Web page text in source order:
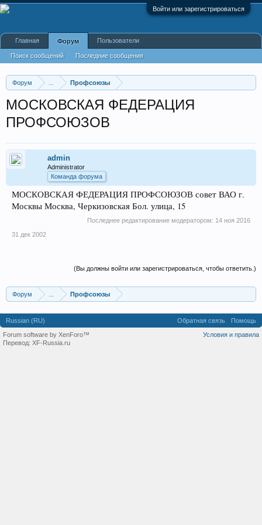
Войти или зарегистрироваться
Форум Профсоюзы
МОСКОВСКАЯ ФЕДЕРАЦИЯ
ПРОФСОЮЗОВ
admin
Administrator
Команда форума
МОСКОВСКАЯ ФЕДЕРАЦИЯ ПРОФСОЮЗОВ совет ВАО г.
Москвы Москва, Черкизовская Бол. улица, 15
Последнее редактирование модератором: 14 ноя 2016
31 дек 2002
(Вы должны войти или зарегистрироваться, чтобы ответить.)
Форум Профсоюзы
Главная Форум
Поиск сообщений Последние сообщения
Пользователи
Russian (RU) Обратная связь
Помощь
Условия и правила
Forum software by XenForo™
Перевод: XF-Russia.ru